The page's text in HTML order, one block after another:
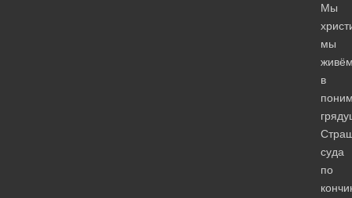
Мы
мы
в
суда
по